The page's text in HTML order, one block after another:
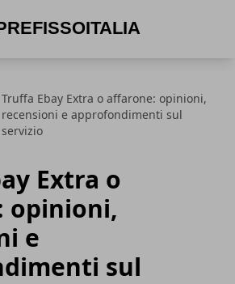
Truffa Ebay Extra o affarone: opinioni,
recensioni e approfondimenti sul
servizio
Extra o
opinioni,
e
sul